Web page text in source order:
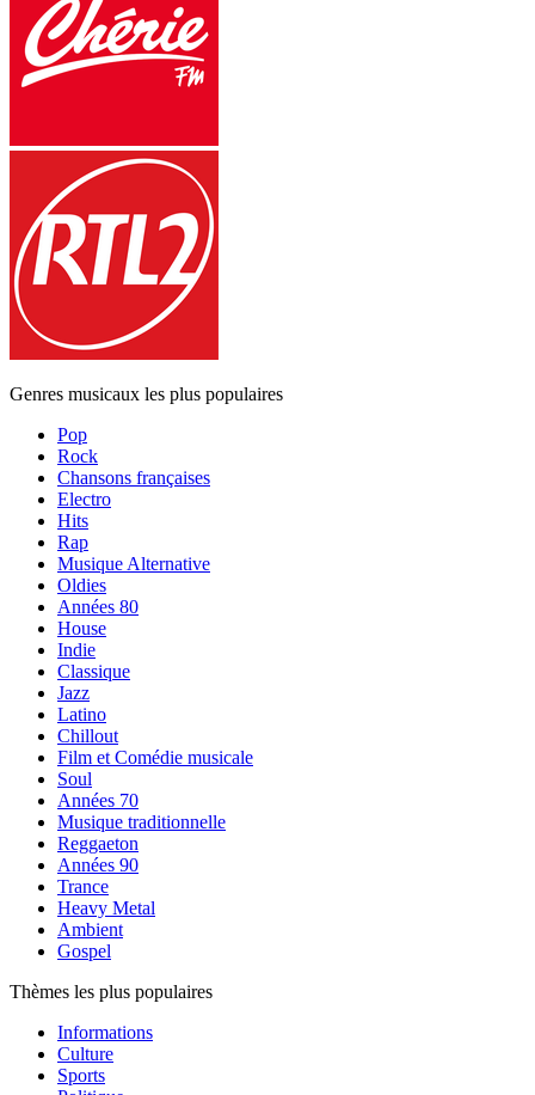
Genres musicaux les plus populaires
Pop
Rock
Chansons françaises
Electro
Hits
Rap
Musique Alternative
Oldies
Années 80
House
Indie
Classique
Jazz
Latino
Chillout
Film et Comédie musicale
Soul
Années 70
Musique traditionnelle
Reggaeton
Années 90
Trance
Heavy Metal
Ambient
Gospel
Thèmes les plus populaires
Informations
Culture
Sports